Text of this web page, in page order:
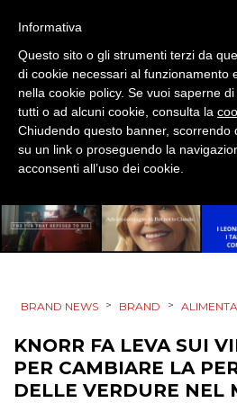
CSR
STRATEGIE
CINEMA
EDITORIA
TV
BRAND NEWS > BRAND >
KNORR FA LEVA SUI
PER CAMBIARE LA
DELLE VERDURE NEL
Informativa
Questo sito o gli strumenti terzi da
di cookie necessari al funzionamento
nella cookie policy. Se vuoi saperne
tutti o ad alcuni cookie, consulta la
Chiudendo questo banner, scorrendo
su un link o proseguendo la
acconsenti all’uso dei cookie.